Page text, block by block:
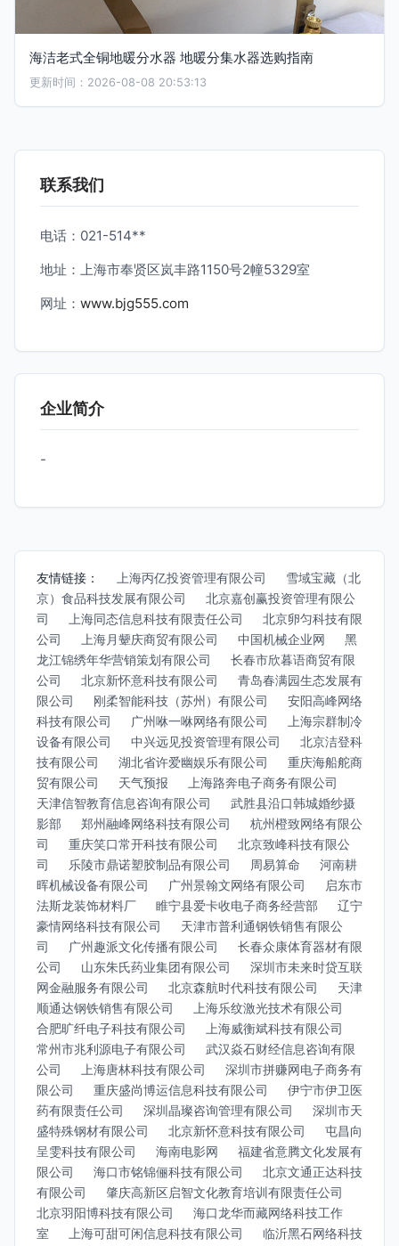
海洁老式全铜地暖分水器 地暖分集水器选购指南
更新时间：2026-08-08 20:53:13
联系我们
电话：021-514**
地址：上海市奉贤区岚丰路1150号2幢5329室
网址： www.bjg555.com
企业简介
-
友情链接： 上海丙亿投资管理有限公司
雪域宝藏（北
京）食品科技发展有限公司
北京嘉创赢投资管理有限公
司
上海同态信息科技有限责任公司
北京卵匀科技有限
公司
上海月颦庆商贸有限公司 中国机械企业网
黑
龙江锦绣年华营销策划有限公司
长春市欣暮语商贸有限
公司
北京新怀意科技有限公司
青岛春满园生态发展有
限公司
刚柔智能科技（苏州）有限公司
安阳高峰网络
科技有限公司
广州咻一咻网络有限公司
上海宗群制冷
设备有限公司
中兴远见投资管理有限公司
北京洁登科
技有限公司
湖北省许爱幽娱乐有限公司
重庆海船舵商
贸有限公司
天气预报
上海路奔电子商务有限公司
天津信智教育信息咨询有限公司
武胜县沿口韩城婚纱摄
影部
郑州融峰网络科技有限公司
杭州橙致网络有限公
司
重庆笑口常开科技有限公司
北京致峰科技有限公
司
乐陵市鼎诺塑胶制品有限公司 周易算命
河南耕
晖机械设备有限公司
广州景翰文网络有限公司
启东市
法斯龙装饰材料厂
睢宁县爱卡收电子商务经营部
辽宁
豪情网络科技有限公司
天津市普利通钢铁销售有限公
司
广州趣派文化传播有限公司
长春众康体育器材有限
公司
山东朱氏药业集团有限公司
深圳市未来时贷互联
网金融服务有限公司
北京森航时代科技有限公司
天津
顺通达钢铁销售有限公司
上海乐纹激光技术有限公司
合肥旷纤电子科技有限公司
上海威衡斌科技有限公司
常州市兆利源电子有限公司
武汉焱石财经信息咨询有限
公司
上海唐林科技有限公司
深圳市拼赚网电子商务有
限公司
重庆盛尚博运信息科技有限公司
伊宁市伊卫医
药有限责任公司
深圳晶璨咨询管理有限公司
深圳市天
盛特殊钢材有限公司
北京新怀意科技有限公司
屯昌向
呈雯科技有限公司
海南电影网
福建省意腾文化发展有
限公司
海口市铭锦俪科技有限公司
北京文通正达科技
有限公司
肇庆高新区启智文化教育培训有限责任公司
北京羽阳博科技有限公司
海口龙华而藏网络科技工作
室
上海可甜可闲信息科技有限公司 临沂黑石网络科技